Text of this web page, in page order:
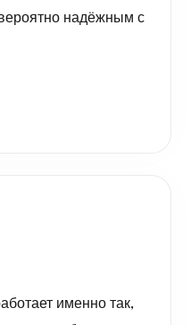
надёжным с
именно так,